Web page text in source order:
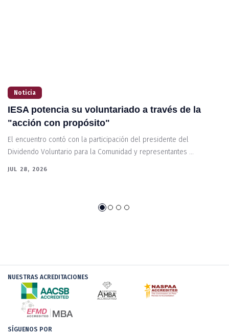
Noticia
IESA potencia su voluntariado a través de la
"acción con propósito"
El encuentro contó con la participación del presidente del
Dividendo Voluntario para la Comunidad y representantes ...
JUL 28, 2026
NUESTRAS ACREDITACIONES
SÍGUENOS POR